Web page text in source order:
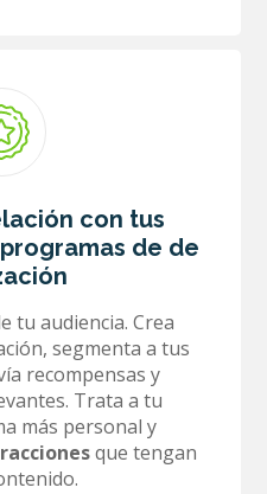
con tus
de de
tu audiencia. Crea
segmenta a tus
recompensas y
Trata a tu
más personal y
que tengan